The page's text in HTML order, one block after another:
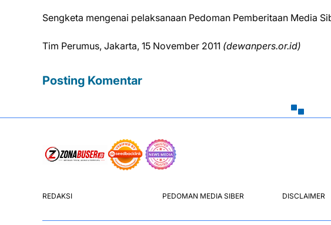
Sengketa mengenai pelaksanaan Pedoman Pemberitaan Media
Tim Perumus, Jakarta, 15 November 2011 (dewanpers.or.id)
Posting Komentar
REDAKSI PEDOMAN MEDIA SIBER DISCLAIMER